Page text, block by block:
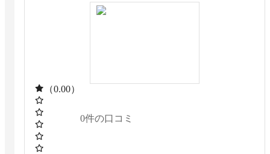
（0.00）
0件の口コミ